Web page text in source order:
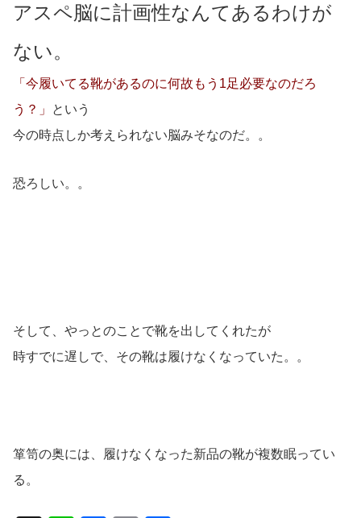
アスペ脳に計画性なんてあるわけが
ない。
「今履いてる靴があるのに何故もう1足必要なのだろ
う？」
という
今の時点しか考えられない脳みそなのだ。。
恐ろしい。。
そして、やっとのことで靴を出してくれたが
時すでに遅しで、その靴は履けなくなっていた。。
箪笥の奥には、履けなくなった新品の靴が複数眠ってい
る。